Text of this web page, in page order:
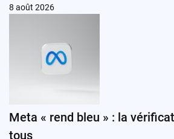
8 août 2026
Meta « rend bleu » : la
tous